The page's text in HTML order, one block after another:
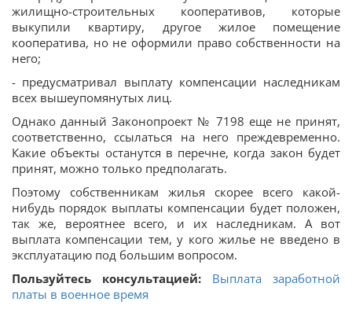
жилищно-строительных кооперативов, которые
выкупили квартиру, другое жилое помещение
кооператива, но не оформили право собственности на
него;
- предусматривал выплату компенсации наследникам
всех вышеупомянутых лиц.
Однако данный Законопроект № 7198 еще не принят,
соответственно, ссылаться на него преждевременно.
Какие объекты останутся в перечне, когда закон будет
принят, можно только предполагать.
Поэтому собственникам жилья скорее всего какой-
нибудь порядок выплаты компенсации будет положен,
так же, вероятнее всего, и их наследникам. А вот
выплата компенсации тем, у кого жилье не введено в
эксплуатацию под большим вопросом.
Пользуйтесь консультацией:
Выплата заработной
платы в военное время